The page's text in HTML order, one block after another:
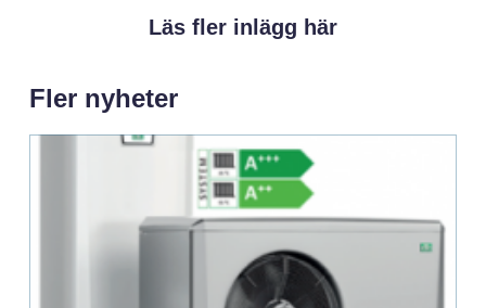
Läs fler inlägg här
Fler nyheter